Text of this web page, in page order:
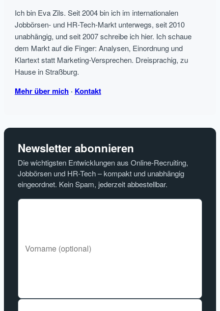
in
Deiner
Nähe
Ich bin Eva Zils. Seit 2004 bin ich im internationalen
Jobbörsen- und HR-Tech-Markt unterwegs, seit 2010
unabhängig, und seit 2007 schreibe ich hier. Ich schaue
dem Markt auf die Finger: Analysen, Einordnung und
Klartext statt Marketing-Versprechen. Dreisprachig, zu
Hause in Straßburg.
Mehr über mich · Kontakt
Newsletter abonnieren
Die wichtigsten Entwicklungen aus Online-Recruiting,
Jobbörsen und HR-Tech – kompakt und unabhängig
eingeordnet. Kein Spam, jederzeit abbestellbar.